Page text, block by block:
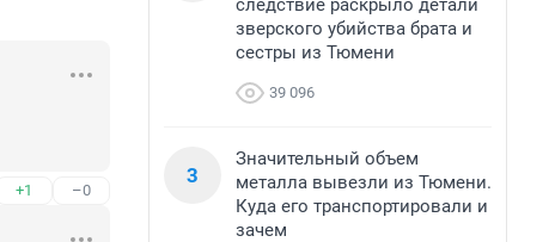
+1 –0
следствие раскрыло детали
зверского убийства брата и
сестры из Тюмени
39 096
3
Значительный объем
металла вывезли из Тюмени.
Куда его транспортировали и
зачем